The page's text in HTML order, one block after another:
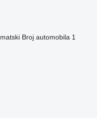
Broj automobila 1